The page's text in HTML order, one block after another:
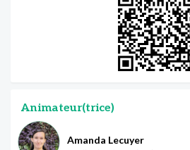
Animateur(trice)
Amanda Lecuyer